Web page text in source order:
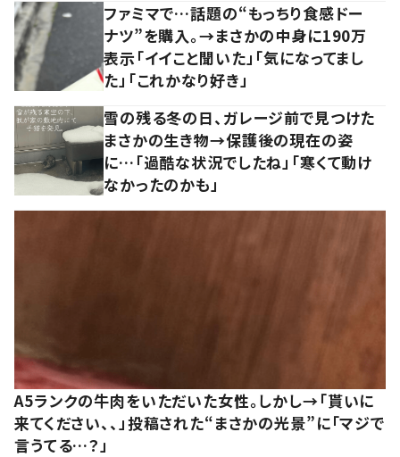
ファミマで…話題の“もっちり食感ドー
ナツ”を購入。→まさかの中身に190万
表示「イイこと聞いた」「気になってまし
た」「これかなり好き」
雪の残る冬の日、ガレージ前で見つけた
まさかの生き物→保護後の現在の姿
に…「過酷な状況でしたね」「寒くて動け
なかったのかも」
A5ランクの牛肉をいただいた女性。しかし→「貰いに
来てください、、」投稿された“まさかの光景”に「マジで
言うてる…？」